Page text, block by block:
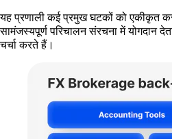
यह प्रणाली कई प्रमुख घटकों को एकीकृत
सामंजस्यपूर्ण परिचालन संरचना में योगदान
चर्चा करते हैं।